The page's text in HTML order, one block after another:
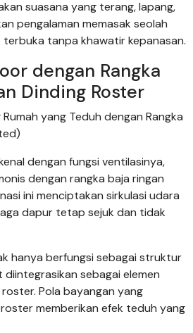
suasana yang terang, lapang,
pengalaman memasak seolah
tanpa khawatir kepanasan.
dengan Rangka
Dinding Roster
yang Teduh dengan Rangka
dengan fungsi ventilasinya,
dengan rangka baja ringan
ini menciptakan sirkulasi udara
dapur tetap sejuk dan tidak
hanya berfungsi sebagai struktur
sebagai elemen
Pola bayangan yang
memberikan efek teduh yang